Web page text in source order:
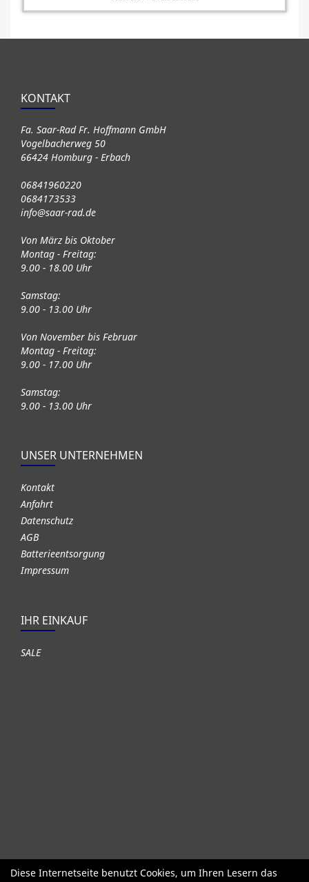
KONTAKT
Fa. Saar-Rad Fr. Hoffmann GmbH
Vogelbacherweg 50
66424 Homburg - Erbach
06841960220
0684173533
info@saar-rad.de
Von März bis Oktober
Montag - Freitag:
9.00 - 18.00 Uhr
Samstag:
9.00 - 13.00 Uhr
Von November bis Februar
Montag - Freitag:
9.00 - 17.00 Uhr
Samstag:
9.00 - 13.00 Uhr
UNSER UNTERNEHMEN
Kontakt
Anfahrt
Datenschutz
AGB
Batterieentsorgung
Impressum
IHR EINKAUF
SALE
Fahrräder Gute gebrauchte Fahrräder Roller + Laufräder
Diese Internetseite benutzt Cookies, um Ihren Lesern das